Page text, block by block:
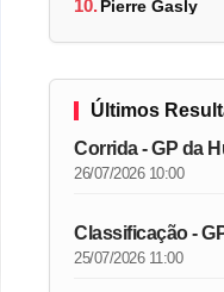
10.Pierre Gasly
Últimos
Corrida - GP da
26/07/2026 10:00
Classificação -
25/07/2026 11:00